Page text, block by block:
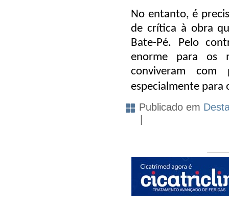
No entanto, é
de crítica à obra
Bate-Pé. Pelo
enorme para os
conviveram com
especialmente para
Publicado em